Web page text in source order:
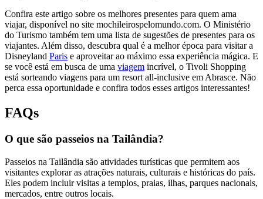
Confira este artigo sobre os melhores presentes para quem ama
viajar, disponível no site mochileirospelomundo.com. O Ministério
do Turismo também tem uma lista de sugestões de presentes para os
viajantes. Além disso, descubra qual é a melhor época para visitar a
Disneyland Paris e aproveitar ao máximo essa experiência mágica. E
se você está em busca de uma viagem incrível, o Tivoli Shopping
está sorteando viagens para um resort all-inclusive em Abrasce. Não
perca essa oportunidade e confira todos esses artigos interessantes!
FAQs
O que são passeios na Tailândia?
Passeios na Tailândia são atividades turísticas que permitem aos
visitantes explorar as atrações naturais, culturais e históricas do país.
Eles podem incluir visitas a templos, praias, ilhas, parques nacionais,
mercados, entre outros locais.